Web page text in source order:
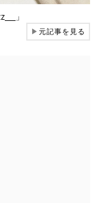
」
▶元記事を見る